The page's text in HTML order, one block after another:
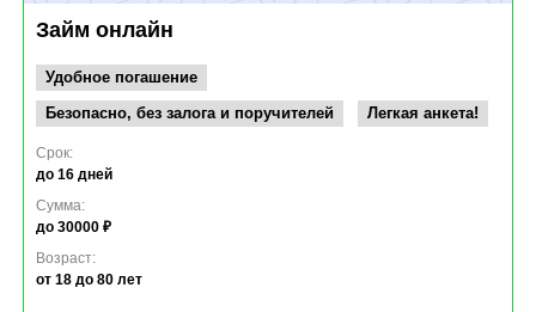
Займ онлайн
Удобное погашение
Безопасно, без залога и поручителей
Легкая анкета!
Срок:
до 16 дней
Сумма:
до 30000 ₽
Возраст:
от 18 до 80 лет